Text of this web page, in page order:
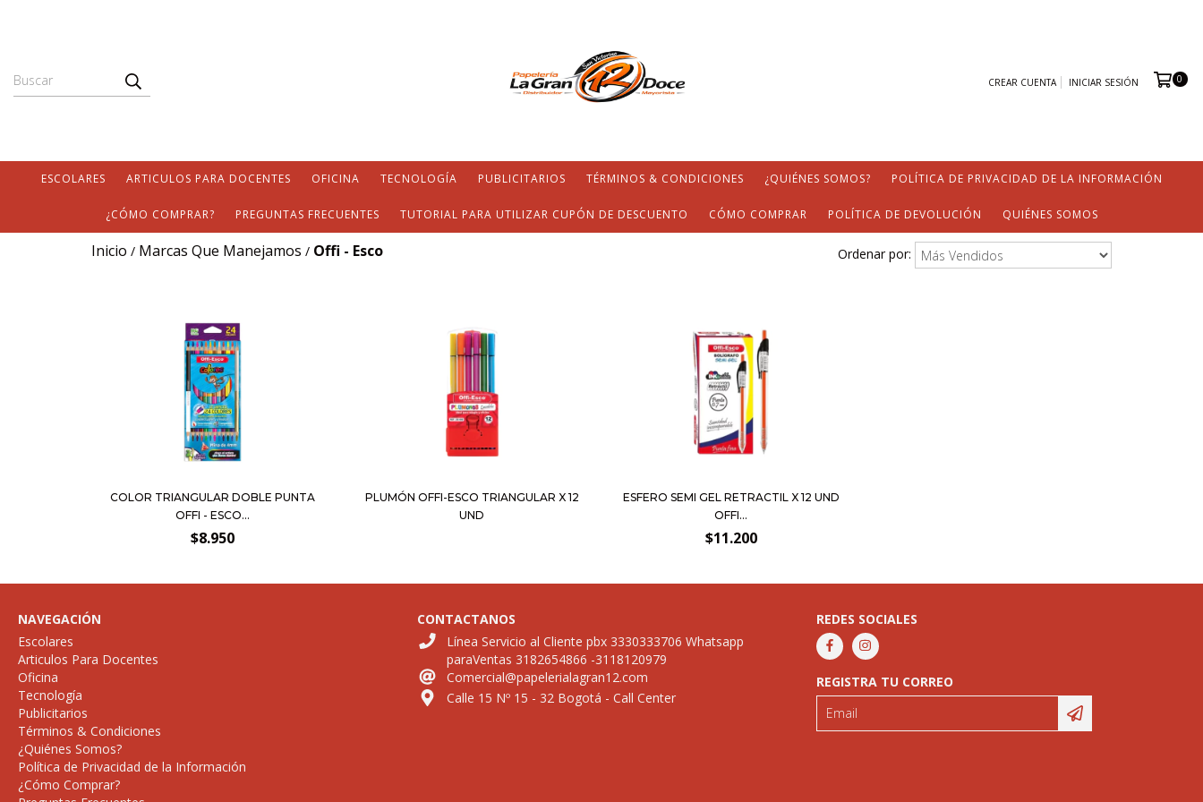
CREAR CUENTA INICIAR SESIÓN 0
ESCOLARES ARTICULOS PARA DOCENTES OFICINA TECNOLOGÍA PUBLICITARIOS TÉRMINOS & CONDICIONES ¿QUIÉNES SOMOS? POLÍTICA DE PRIVACIDAD DE LA INFORMACIÓN
¿CÓMO COMPRAR? PREGUNTAS FRECUENTES TUTORIAL PARA UTILIZAR CUPÓN DE DESCUENTO CÓMO COMPRAR POLÍTICA DE DEVOLUCIÓN QUIÉNES SOMOS
Inicio / Marcas Que Manejamos / Offi - Esco Ordenar por:
COLOR TRIANGULAR DOBLE PUNTA
OFFI - ESCO...
$8.950
PLUMÓN OFFI-ESCO TRIANGULAR X 12
UND
ESFERO SEMI GEL RETRACTIL X 12 UND
OFFI...
$11.200
NAVEGACIÓN
Escolares
Articulos Para Docentes
Oficina
Tecnología
Publicitarios
Términos & Condiciones
¿Quiénes Somos?
Política de Privacidad de la Información
¿Cómo Comprar?
CONTACTANOS
Línea Servicio al Cliente pbx 3330333706 Whatsapp
paraVentas 3182654866 -3118120979
Comercial@papelerialagran12.com
Calle 15 Nº 15 - 32 Bogotá - Call Center
REDES SOCIALES
REGISTRA TU CORREO